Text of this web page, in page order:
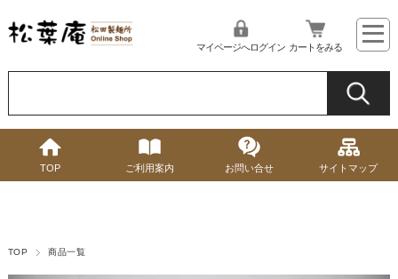
マイページへログイン カートをみる
TOP ご利用案内 お問い合せ サイトマップ
TOP 商品一覧